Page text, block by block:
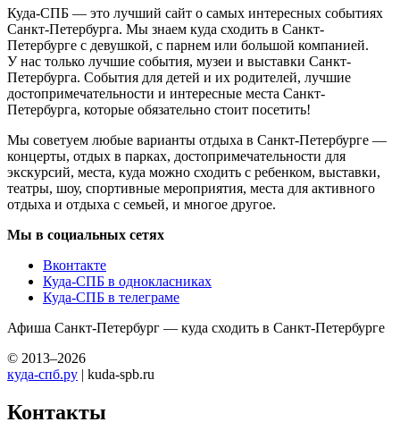
Куда-СПБ — это лучший сайт о самых интересных событиях
Санкт-Петербурга. Мы знаем куда сходить в Санкт-
Петербурге с девушкой, с парнем или большой компанией.
У нас только лучшие события, музеи и выставки Санкт-
Петербурга. События для детей и их родителей, лучшие
достопримечательности и интересные места Санкт-
Петербурга, которые обязательно стоит посетить!
Мы советуем любые варианты отдыха в Санкт-Петербурге —
концерты, отдых в парках, достопримечательности для
экскурсий, места, куда можно сходить с ребенком, выставки,
театры, шоу, спортивные мероприятия, места для активного
отдыха и отдыха с семьей, и многое другое.
Мы в социальных сетях
Вконтакте
Куда-СПБ в однокласниках
Куда-СПБ в телеграме
Афиша Санкт-Петербург — куда сходить в Санкт-Петербурге
© 2013–2026
куда-спб.ру | kuda-spb.ru
Контакты